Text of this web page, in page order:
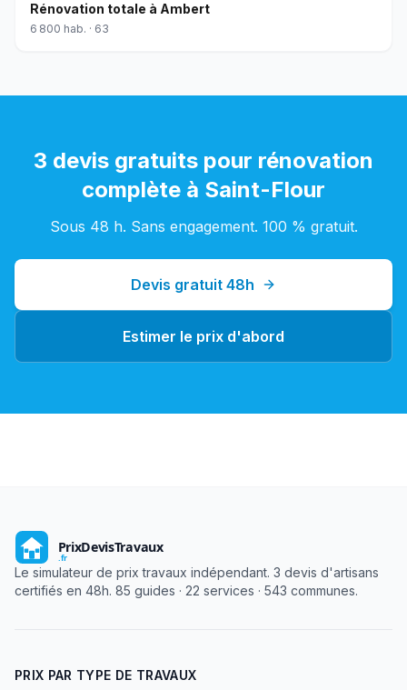
Rénovation totale à Ambert
6 800 hab. · 63
3 devis gratuits pour rénovation
complète à Saint-Flour
Sous 48 h. Sans engagement. 100 % gratuit.
Devis gratuit 48h
Estimer le prix d'abord
Le simulateur de prix travaux indépendant. 3 devis d'artisans
certifiés en 48h. 85 guides · 22 services · 543 communes.
PRIX PAR TYPE DE TRAVAUX